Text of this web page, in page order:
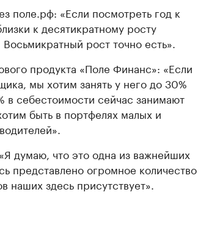
поле.рф: «Если посмотреть год к
к десятикратному росту
рост точно есть».
продукта «Поле Финанс»: «Если
мы хотим занять у него до 30%
в себестоимости сейчас занимают
быть в портфелях малых и
думаю, что это одна из важнейших
представлено огромное количество
наших здесь присутствует».